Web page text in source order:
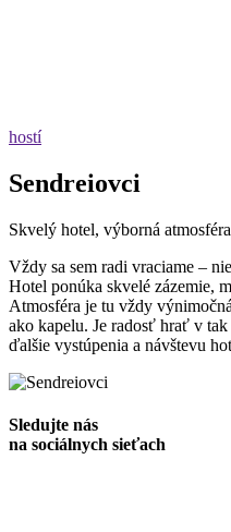
hostí
Sendreiovci
Skvelý hotel, výborná
Vždy sa sem radi vraciame –
Hotel ponúka skvelé zázemie,
Atmosféra je tu vždy
ako kapelu. Je radosť hrať v tak
ďalšie vystúpenia a návštevu
Sledujte nás
na sociálnych sieťach